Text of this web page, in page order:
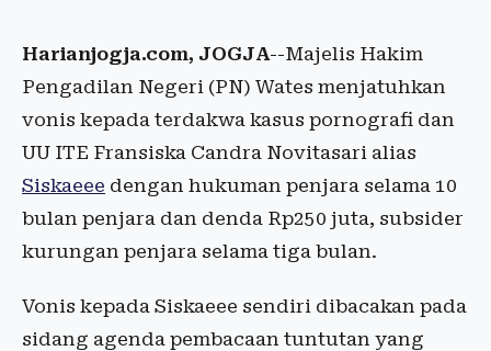
Harianjogja.com, JOGJA--Majelis Hakim
Pengadilan Negeri (PN) Wates menjatuhkan
vonis kepada terdakwa kasus pornografi dan
UU ITE Fransiska Candra Novitasari alias
Siskaeee dengan hukuman penjara selama 10
bulan penjara dan denda Rp250 juta, subsider
kurungan penjara selama tiga bulan.
Vonis kepada Siskaeee sendiri dibacakan pada
sidang agenda pembacaan tuntutan yang